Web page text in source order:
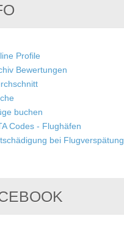
Profile
Bewertungen
buchen
Codes - Flughäfen
bei Flugverspätung